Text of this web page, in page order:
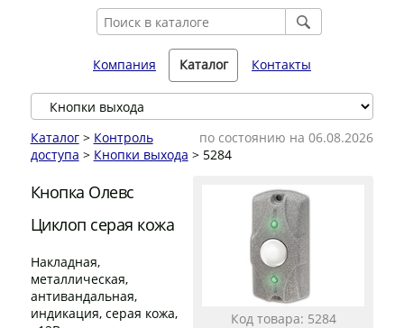
Компания Каталог Контакты
по состоянию на 06.08.2026
Каталог> Контроль
доступа > Кнопки выхода > 5284
Код товара: 5284
Кнопка Олевс
Циклоп серая кожа
Накладная,
металлическая,
антивандальная,
индикация, серая кожа,